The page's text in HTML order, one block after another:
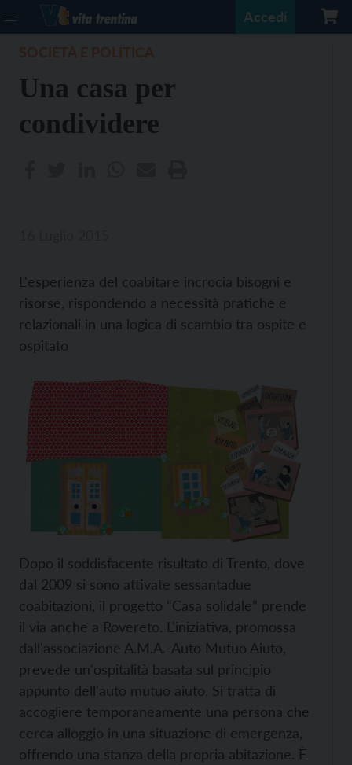
Accedi
Una casa per
condividere
L'esperienza del coabitare incrocia bisogni e
risorse, rispondendo a necessità pratiche e
relazionali in una logica di scambio tra ospite e
ospitato
Dopo il soddisfacente risultato di Trento, dove
dal 2009 si sono attivate sessantadue
coabitazioni, il progetto “Casa solidale” prende
il via anche a Rovereto. L'iniziativa, promossa
dall'associazione A.M.A.-Auto Mutuo Aiuto,
prevede un'ospitalità basata sul principio
appunto dell'auto mutuo aiuto. Si tratta di
accogliere temporaneamente una persona che
cerca alloggio in una situazione di emergenza,
offrendo una stanza della propria abitazione. È